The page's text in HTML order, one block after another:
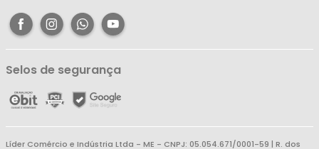
Selos de segurança
Líder Comércio e Indústria Ltda - ME - CNPJ: 05.054.671/0001-59 | R. dos